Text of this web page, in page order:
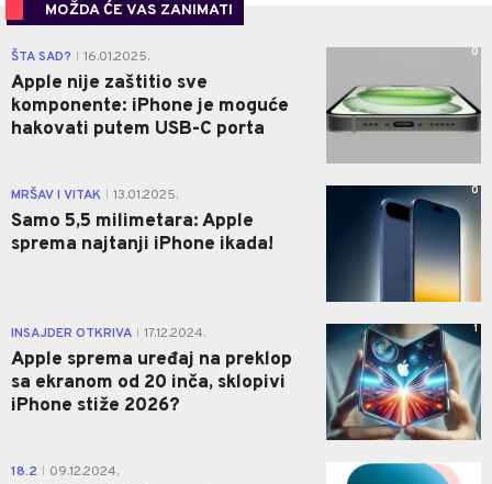
MOŽDA ĆE VAS ZANIMATI
ŠTA SAD? 16.01.2025.
Apple nije zaštitio sve
komponente: iPhone je moguće
hakovati putem USB-C porta
0
MRŠAV I VITAK 13.01.2025.
Samo 5,5 milimetara: Apple
sprema najtanji iPhone ikada!
0
INSAJDER OTKRIVA 17.12.2024.
Apple sprema uređaj na preklop
sa ekranom od 20 inča, sklopivi
iPhone stiže 2026?
1
18.2 09.12.2024.